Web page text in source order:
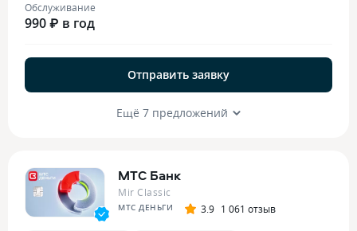
Обслуживание
990 ₽ в год
Отправить заявку
Ещё 7 предложений
МТС Банк
Mir Classic
МТС ДЕНЬГИ 3.9 1 061 отзыв